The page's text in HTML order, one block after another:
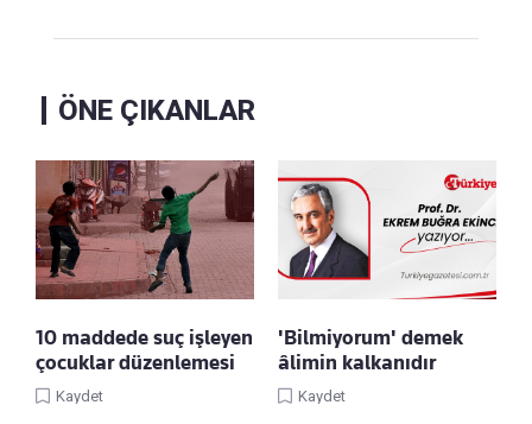
ÖNE ÇIKANLAR
10 maddede suç işleyen
çocuklar düzenlemesi
Kaydet
'Bilmiyorum' demek
âlimin kalkanıdır
Kaydet